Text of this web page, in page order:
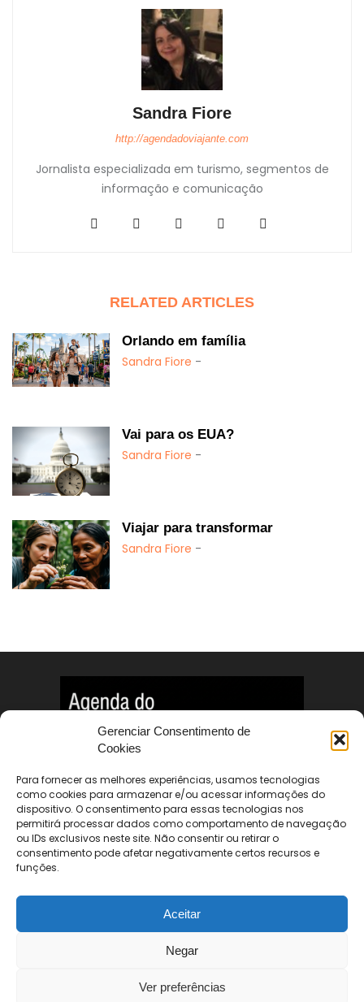
Gerenciar Consentimento de
Cookies
Para fornecer as melhores experiências, usamos tecnologias
como cookies para armazenar e/ou acessar informações do
dispositivo. O consentimento para essas tecnologias nos
permitirá processar dados como comportamento de navegação
ou IDs exclusivos neste site. Não consentir ou retirar o
consentimento pode afetar negativamente certos recursos e
funções.
Aceitar
Negar
Ver preferências
Sandra Fiore
http://agendadoviajante.com
Jornalista especializada em turismo, segmentos de
informação e comunicação
RELATED ARTICLES
Orlando em família
Sandra Fiore -
Vai para os EUA?
Sandra Fiore -
Viajar para transformar
Sandra Fiore -
ABOUT US
FOLLOW US